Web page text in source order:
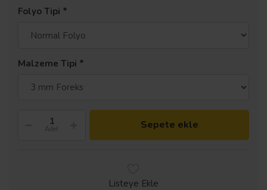
Folyo Tipi
Malzeme Tipi
Adet Sepete ekle
Listeye Ekle